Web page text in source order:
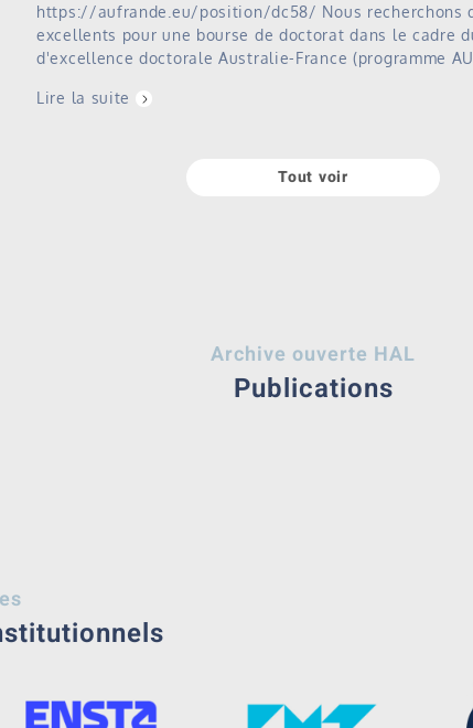
https://aufrande.eu/position/dc58/ Nous recherchons
excellents pour une bourse de doctorat dans le cadre
d'excellence doctorale Australie-France (programme
Lire la suite
Tout voir
Archive ouverte HAL
Publications